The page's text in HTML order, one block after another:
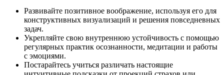
Развивайте позитивное воображение, используя его для
конструктивных визуализаций и решения повседневных
задач.
Укрепляйте свою внутреннюю устойчивость с помощью
регулярных практик осознанности, медитации и работы
с эмоциями.
Постарайтесь учиться различать настоящие